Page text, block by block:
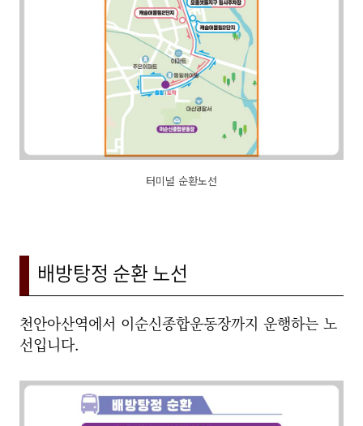
터미널 순환노선
배방탕정 순환 노선
천안아산역에서 이순신종합운동장까지 운행하는 노
선입니다.